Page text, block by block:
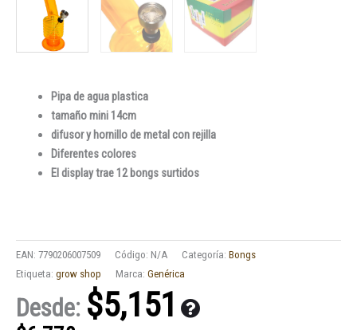
Pipa de agua plastica
tamaño mini 14cm
difusor y hornillo de metal con rejilla
Diferentes colores
El display trae 12 bongs surtidos
EAN: 7790206007509 Código: N/A Categoría: Bongs
Etiqueta: grow shop Marca: Genérica
Desde: $5,151